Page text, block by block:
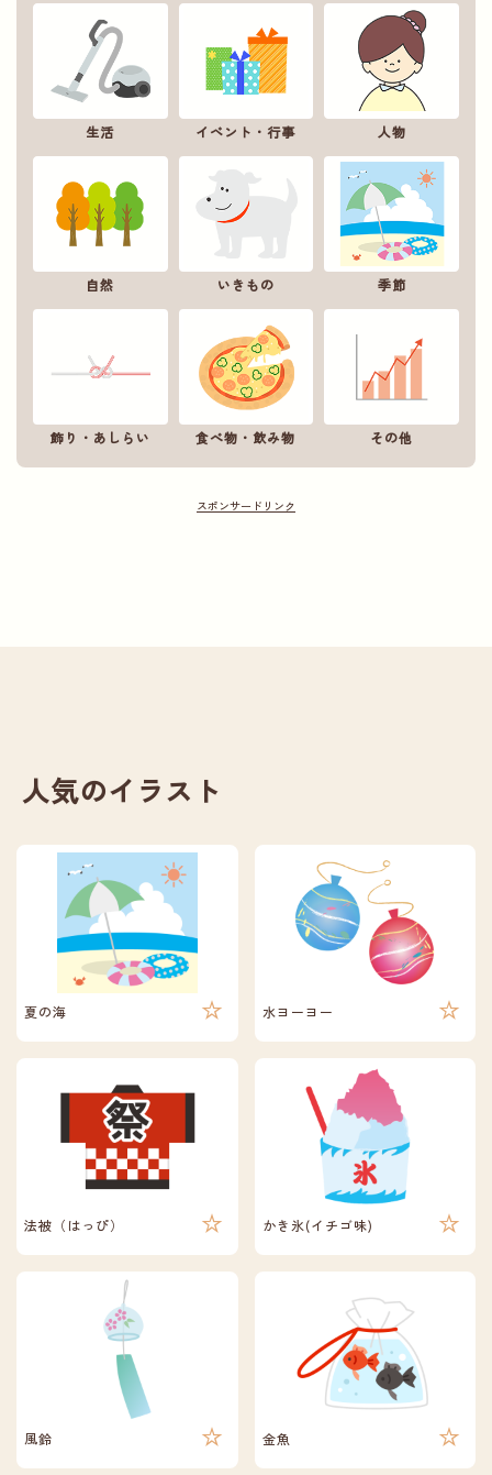
生活 イベント・行事 人物
自然 いきもの 季節
飾り・あしらい 食べ物・飲み物 その他
人気のイラスト
夏の海 水ヨーヨー
法被（はっぴ） かき氷(イチゴ味)
風鈴 金魚